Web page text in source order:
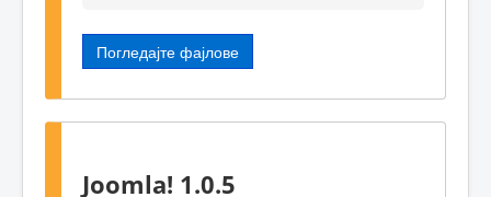
Погледајте фајлове
Joomla! 1.0.5